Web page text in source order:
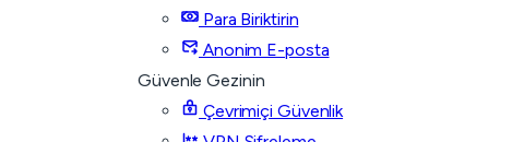
Para Biriktirin
Anonim E-posta
Güvenle Gezinin
Çevrimiçi Güvenlik